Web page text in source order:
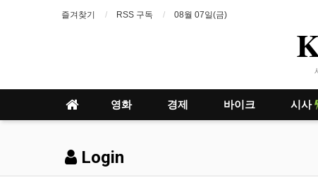
즐겨찾기 RSS 구독 08월 07일(금)
영화 경제 바이크 시사
Login